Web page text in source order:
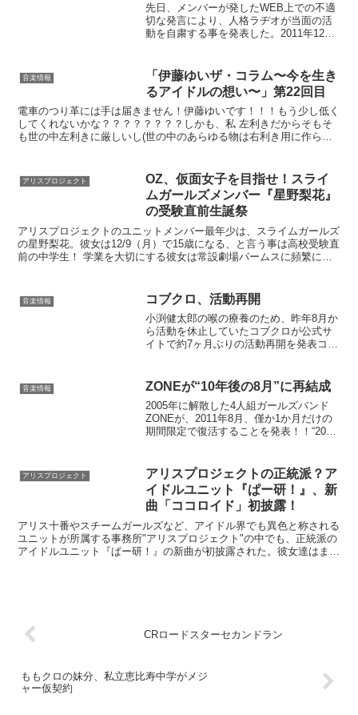
先日、メンバーが発したWEB上での不適
切な発言により、人格ラヂオが当面の活
動を自粛する事を発表した。2011年12月
（日）渋谷公会堂ワンマン公演⇒公演中
止201...
音楽情報
「伊藤ゆいザ・コラム〜今を生き
るアイドルの想い〜」第22回目
電車のつり革には手は届きません！伊藤ゆいです！！！もう少し低く
してくれないかな？？？？？？？？しかも、私 左利きだからそもそ
も世の中左利きに厳しいし(世の中のあらゆる物は右利き用に作られ
アリスプロジェクト
OZ、仮面女子を目指せ！スライ
ムガールズメンバー『星野梨花』
の受験直前生誕祭
アリスプロジェクトのユニットメンバー最年少は、スライムガールズ
の星野梨花。彼女は12/9（月）で15歳になる、と言う事は高校受験直
前の中学生！ 学業を大切にする彼女は常設劇場パームスに頻繁に来
音楽情報 コブクロ、活動再開
小渕健太郎の喉の療養のため、昨年8月か
ら活動を休止していたコブクロが公式サ
イトで約7ヶ月ぶりの活動再開を発表コブ
音楽情報 ZONEが“10年後の8月”に再結成
2005年に解散した4人組ガールズバンド
ZONEが、2011年8月、僅か1か月だけの
期間限定で復活することを発表！！“2011
売から10年の節目にあたり、「1...
アリスプロジェクト
アリスプロジェクトの正統派？ア
イドルユニット『ぱー研！』、新
曲「ココロイド」初披露！
アリス十番やスチームガールズなど、アイドル界でも異色と称される
ユニットが所属する事務所"アリスプロジェクト"の中でも、正統派の
アイドルユニット『ぱー研！』の新曲が初披露された。彼女達はま
CRロードスターセカンドラン
ももクロの妹分、私立恵比寿中学がメジ
ャー仮契約